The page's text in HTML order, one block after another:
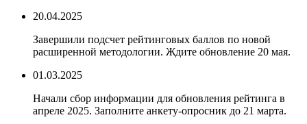
20.04.2025
Завершили подсчет рейтинговых баллов по новой
расширенной методологии. Ждите обновление 20 мая.
01.03.2025
Начали сбор информации для обновления рейтинга в
апреле 2025. Заполните анкету-опросник до 21 марта.